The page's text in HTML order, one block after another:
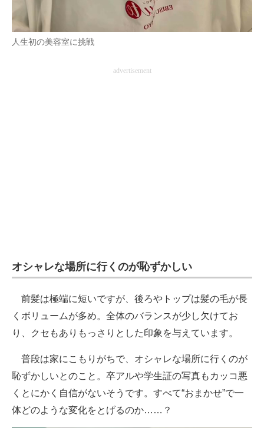
人生初の美容室に挑戦
advertisement
オシャレな場所に行くのが恥ずかしい
前髪は極端に短いですが、後ろやトップは髪の毛が長
くボリュームが多め。全体のバランスが少し欠けてお
り、クセもありもっさりとした印象を与えています。
普段は家にこもりがちで、オシャレな場所に行くのが
恥ずかしいとのこと。卒アルや学生証の写真もカッコ悪
くとにかく自信がないそうです。すべて“おまかせ”で一
体どのような変化をとげるのか……？